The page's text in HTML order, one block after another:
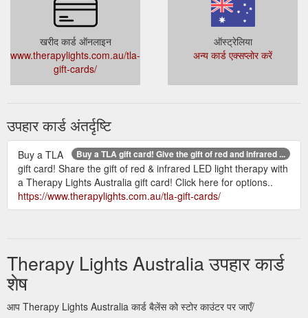
खरीद कार्ड ऑनलाइन
www.therapylights.com.au/tla-
gift-cards/
ऑस्ट्रेलिया
अन्य कार्ड एक्सप्लोर करें
उपहार कार्ड अंतर्दृष्टि
Buy a TLA gift card! Give the gift of red and infrared ...
Buy a TLA
gift card! Share the gift of red & infrared LED light therapy with
a Therapy Lights Australia gift card! Click here for options..
https://www.therapylights.com.au/tla-gift-cards/
Therapy Lights Australia उपहार कार्ड
शेष
आप Therapy Lights Australia कार्ड बैलेंस को स्टोर काउंटर पर जाएँ/